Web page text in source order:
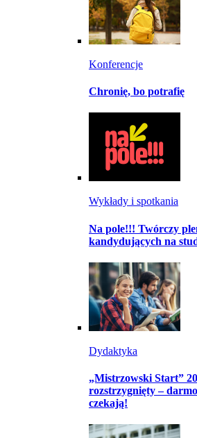
Konferencje
Chronię, bo potrafię
Wykłady i spotkania
Na pole!!! Twórczy
kandydujących na
Dydaktyka
„Mistrzowski Start”
rozstrzygnięty –
czekają!